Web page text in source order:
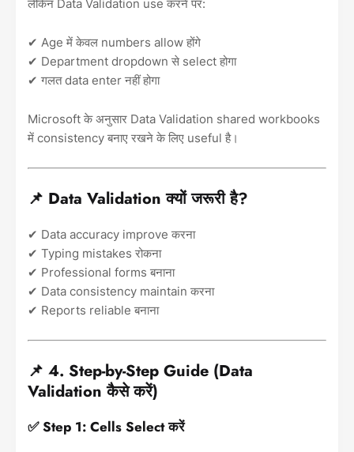
लेकिन Data Validation use करने पर:
✔ Age में केवल numbers allow होंगे
✔ Department dropdown से select होगा
✔ गलत data enter नहीं होगा
Microsoft के अनुसार Data Validation shared workbooks
में consistency बनाए रखने के लिए useful है।
📌 Data Validation क्यों जरूरी है?
✔ Data accuracy improve करना
✔ Typing mistakes रोकना
✔ Professional forms बनाना
✔ Data consistency maintain करना
✔ Reports reliable बनाना
📌 4. Step-by-Step Guide (Data
Validation कैसे करें)
✅ Step 1: Cells Select करें